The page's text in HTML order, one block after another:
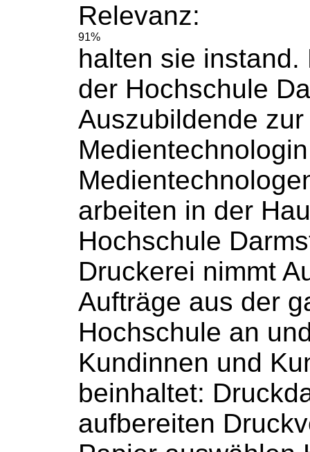
Relevanz:
91%
halten sie instand.
der Hochschule
Auszubildende zur
arbeiten in der
Hochschule
Druckerei nimmt
Aufträge aus der
Hochschule an
Kundinnen und
beinhaltet:
aufbereiten